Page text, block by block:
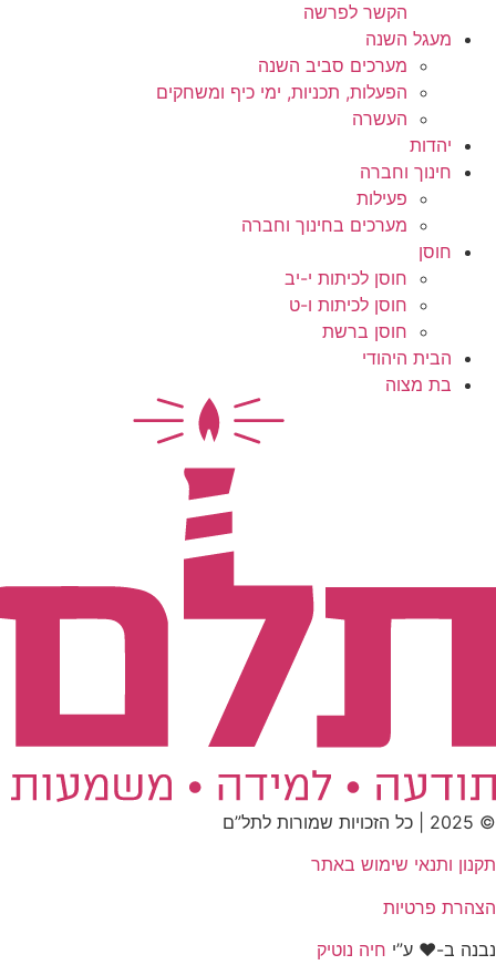
הקשר לפרשה
מעגל השנה
מערכים סביב השנה
הפעלות, תכניות, ימי כיף ומשחקים
העשרה
יהדות
חינוך וחברה
פעילות
מערכים בחינוך וחברה
חוסן
חוסן לכיתות י-יב
חוסן לכיתות ו-ט
חוסן ברשת
הבית היהודי
בת מצוה
© 2025 | כל הזכויות שמורות לתל”ם
תקנון ותנאי שימוש באתר
הצהרת פרטיות
נבנה ב-♥ ע”י חיה נוטיק